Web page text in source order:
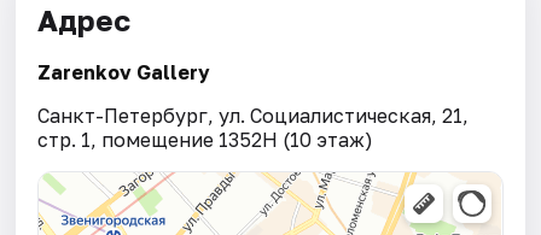
Адрес
Zarenkov Gallery
Санкт-Петербург, ул. Социалистическая, 21,
стр. 1, помещение 1352Н (10 этаж)